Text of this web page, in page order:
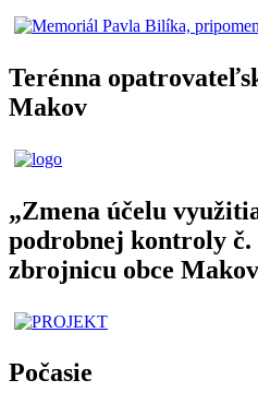
Terénna
Makov
„Zmena účelu
podrobnej kontroly č.
zbrojnicu obce
Počasie